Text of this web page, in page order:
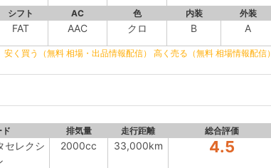
シフト AC 色 内装 外装
FAT AAC クロ B A
安く買う（無料 相場・出品情報配信） 高く売る（無料 相場情報配信）
ド 排気量 走行距離 総合評価
セレクシ
2000cc 33,000km 4.5